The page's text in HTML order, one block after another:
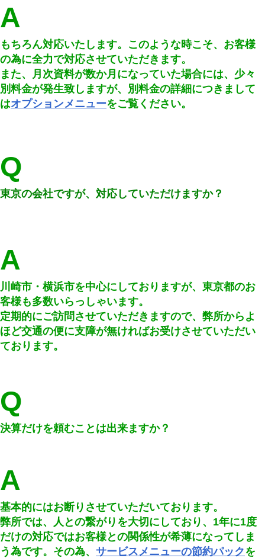
A
もちろん対応いたします。このような時こそ、お客様
の為に全力で対応させていただきます。
また、月次資料が数か月になっていた場合には、少々
別料金が発生致しますが、別料金の詳細につきまして
はオプションメニューをご覧ください。
Q
東京の会社ですが、対応していただけますか？
A
川崎市・横浜市を中心にしておりますが、東京都のお
客様も多数いらっしゃいます。
定期的にご訪問させていただきますので、弊所からよ
ほど交通の便に支障が無ければお受けさせていただい
ております。
Q
決算だけを頼むことは出来ますか？
A
基本的にはお断りさせていただいております。
弊所では、人との繋がりを大切にしており、1年に1度
だけの対応ではお客様との関係性が希薄になってしま
う為です。その為、 サービスメニューの節約パックを